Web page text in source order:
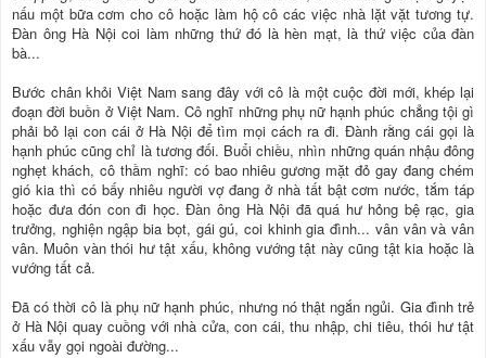
nấu một bữa cơm cho cô hoặc làm hộ cô các việc nhà lặt vặt tương tự.
Đàn ông Hà Nội coi làm những thứ đó là hèn mạt, là thứ việc của đàn
bà...
Bước chân khỏi Việt Nam sang đây với cô là một cuộc đời mới, khép lại
đoạn đời buồn ở Việt Nam. Cô nghĩ những phụ nữ hạnh phúc chẳng tội gì
phải bỏ lại con cái ở Hà Nội để tìm mọi cách ra đi. Đành rằng cái gọi là
hạnh phúc cũng chỉ là tương đối. Buổi chiều, nhìn những quán nhậu đông
nghẹt khách, cô thầm nghĩ: có bao nhiêu gương mặt đỏ gay đang chém
gió kia thì có bấy nhiêu người vợ đang ở nhà tất bật cơm nước, tắm táp
hoặc đưa đón con đi học. Đàn ông Hà Nội đã quá hư hỏng bệ rạc, gia
trưởng, nghiện ngập bia bọt, gái gú, coi khinh gia đình... vân vân và vân
vân. Muôn vàn thói hư tật xấu, không vướng tật này cũng tật kia hoặc là
vướng tất cả.
Đã có thời cô là phụ nữ hạnh phúc, nhưng nó thật ngắn ngủi. Gia đình trẻ
ở Hà Nội quay cuồng với nhà cửa, con cái, thu nhập, chi tiêu, thói hư tật
xấu vẫy gọi ngoài đường...